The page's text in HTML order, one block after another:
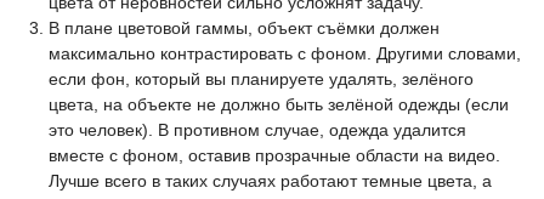
В плане цветовой гаммы, объект съёмки должен
максимально контрастировать с фоном. Другими словами,
если фон, который вы планируете удалять, зелёного
цвета, на объекте не должно быть зелёной одежды (если
это человек). В противном случае, одежда удалится
вместе с фоном, оставив прозрачные области на видео.
Лучше всего в таких случаях работают темные цвета, а